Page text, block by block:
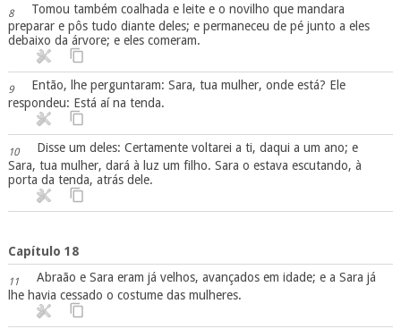
8
Tomou também coalhada e leite e o novilho que mandara
preparar e pôs tudo diante deles; e permaneceu de pé junto a eles
debaixo da árvore; e eles comeram.
9
Então, lhe perguntaram: Sara, tua mulher, onde está? Ele
respondeu: Está aí na tenda.
10
Disse um deles: Certamente voltarei a ti, daqui a um ano; e
Sara, tua mulher, dará à luz um filho. Sara o estava escutando, à
porta da tenda, atrás dele.
Capítulo 18
11
Abraão e Sara eram já velhos, avançados em idade; e a Sara já
lhe havia cessado o costume das mulheres.